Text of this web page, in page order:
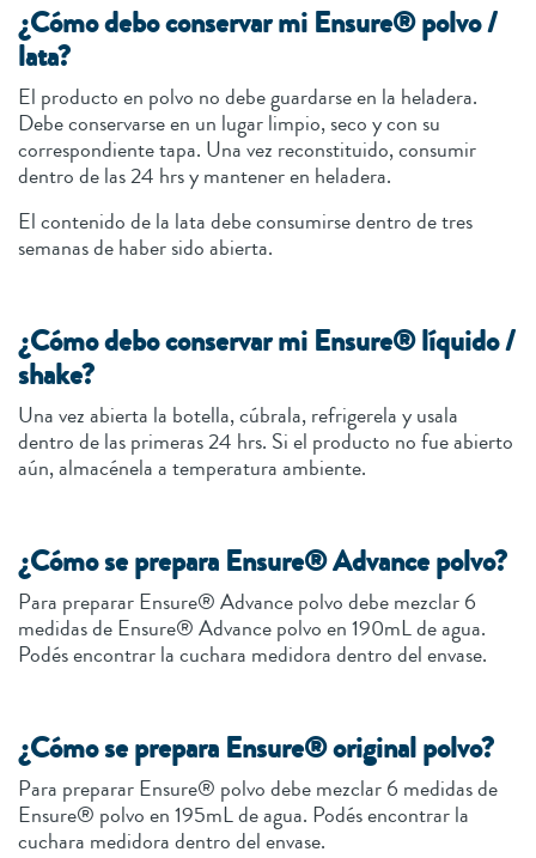
¿Cómo debo conservar mi Ensure® polvo /
lata?
El producto en polvo no debe guardarse en la heladera.
Debe conservarse en un lugar limpio, seco y con su
correspondiente tapa. Una vez reconstituido, consumir
dentro de las 24 hrs y mantener en heladera.
El contenido de la lata debe consumirse dentro de tres
semanas de haber sido abierta.
¿Cómo debo conservar mi Ensure® líquido /
shake?
Una vez abierta la botella, cúbrala, refrigerela y usala
dentro de las primeras 24 hrs. Si el producto no fue abierto
aún, almacénela a temperatura ambiente.
¿Cómo se prepara Ensure® Advance polvo?
Para preparar Ensure® Advance polvo debe mezclar 6
medidas de Ensure® Advance polvo en 190mL de agua.
Podés encontrar la cuchara medidora dentro del envase.
¿Cómo se prepara Ensure® original polvo?
Para preparar Ensure® polvo debe mezclar 6 medidas de
Ensure® polvo en 195mL de agua. Podés encontrar la
cuchara medidora dentro del envase.